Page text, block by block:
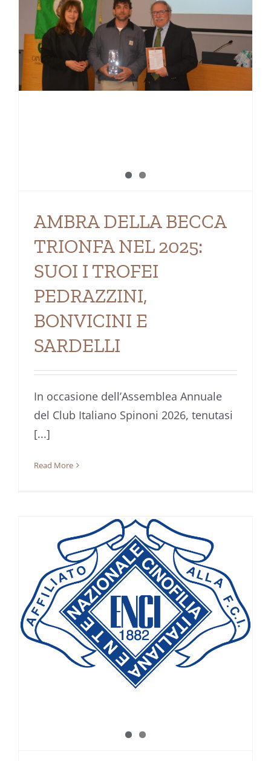
AMBRA DELLA BECCA
TRIONFA NEL 2025:
SUOI I TROFEI
PEDRAZZINI,
BONVICINI E
SARDELLI
In occasione dell’Assemblea Annuale
del Club Italiano Spinoni 2026, tenutasi
[...]
Read More